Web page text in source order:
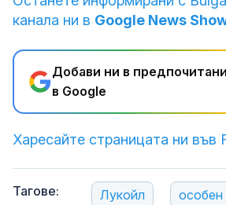
канала ни в Google News
Добави ни в
в Google
Харесайте страницата ни във
Тагове: Лукойл особен